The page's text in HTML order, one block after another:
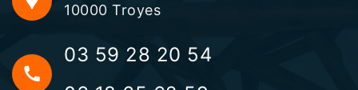
10000 Troyes
03 59 28 20 54